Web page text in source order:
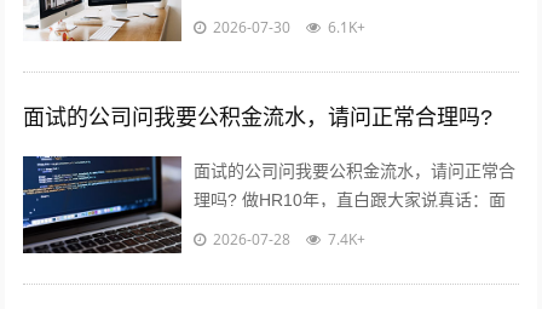
水真不是公司故意刁难你！? 核心就3点：
2026-07-30 6.1K+
面试的公司问我要公积金流水，请问正常合理吗?
面试的公司问我要公积金流水，请问正常合
理吗? 做HR10年，直白跟大家说真话：面
试要公积金流水，很常见，但不是必须！不
2026-07-28 7.4K+